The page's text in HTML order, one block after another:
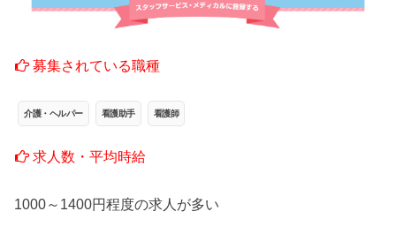
募集されている職種
介護・ヘルパー 看護助手 看護師
求人数・平均時給
1000～1400円程度の求人が多い